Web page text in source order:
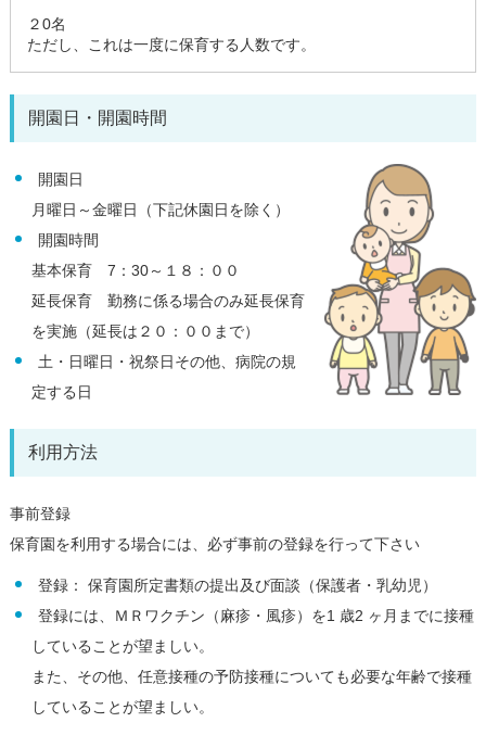
２0名
ただし、これは一度に保育する人数です。
開園日・開園時間
開園日
月曜日～金曜日（下記休園日を除く）
開園時間
基本保育 7：30～１８：００
延長保育 勤務に係る場合のみ延長保育
を実施（延長は２０：００まで）
土・日曜日・祝祭日その他、病院の規
定する日
利用方法
事前登録
保育園を利用する場合には、必ず事前の登録を行って下さい
登録： 保育園所定書類の提出及び面談（保護者・乳幼児）
登録には、ＭＲワクチン（麻疹・風疹）を1 歳2 ヶ月までに接種
していることが望ましい。
また、その他、任意接種の予防接種についても必要な年齢で接種
していることが望ましい。